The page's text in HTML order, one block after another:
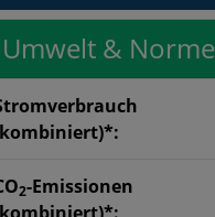
Umwelt &
2-Emissionen